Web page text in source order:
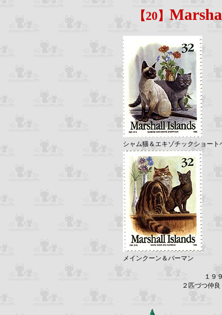
【20】
シャム猫＆エキゾチックショ
メインクーン＆バーマン
１９
２匹づつ仲